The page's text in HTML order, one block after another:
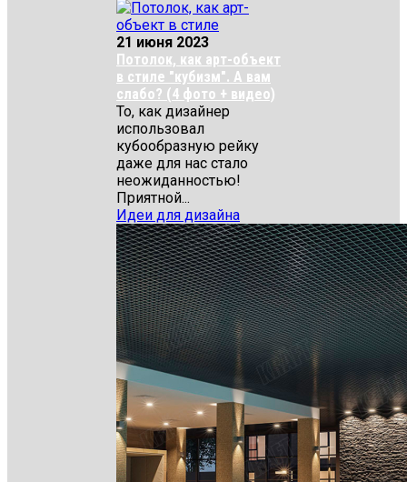
21 июня 2023
Потолок, как арт-объект
в стиле "кубизм". А вам
слабо? (4 фото + видео)
То, как дизайнер
использовал
кубообразную рейку
даже для нас стало
неожиданностью!
Приятной...
Идеи для дизайна